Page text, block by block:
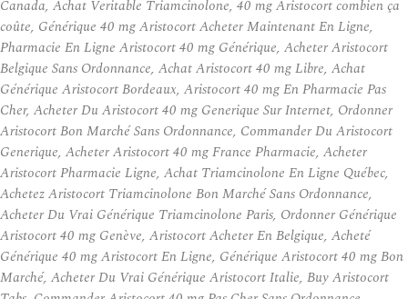
Canada, Achat Veritable Triamcinolone, 40 mg Aristocort combien ça
coûte, Générique 40 mg Aristocort Acheter Maintenant En Ligne,
Pharmacie En Ligne Aristocort 40 mg Générique, Acheter Aristocort
Belgique Sans Ordonnance, Achat Aristocort 40 mg Libre, Achat
Générique Aristocort Bordeaux, Aristocort 40 mg En Pharmacie Pas
Cher, Acheter Du Aristocort 40 mg Generique Sur Internet, Ordonner
Aristocort Bon Marché Sans Ordonnance, Commander Du Aristocort
Generique, Acheter Aristocort 40 mg France Pharmacie, Acheter
Aristocort Pharmacie Ligne, Achat Triamcinolone En Ligne Québec,
Achetez Aristocort Triamcinolone Bon Marché Sans Ordonnance,
Acheter Du Vrai Générique Triamcinolone Paris, Ordonner Générique
Aristocort 40 mg Genève, Aristocort Acheter En Belgique, Acheté
Générique 40 mg Aristocort En Ligne, Générique Aristocort 40 mg Bon
Marché, Acheter Du Vrai Générique Aristocort Italie, Buy Aristocort